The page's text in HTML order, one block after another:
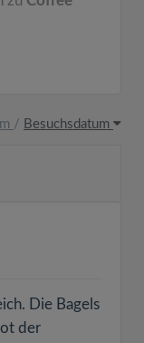
/ Besuchsdatum
Die Bagels
der